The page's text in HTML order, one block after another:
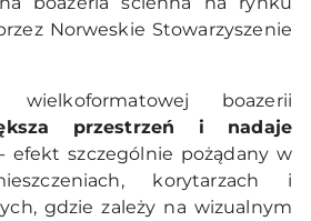
Norweskie Stowarzyszenie
wielkoformatowej boazerii
przestrzeń i nadaje
- efekt szczególnie pożądany w
korytarzach i
gdzie zależy na wizualnym